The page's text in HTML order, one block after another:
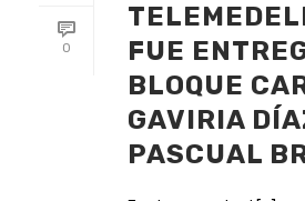
0
FUE
BLOQUE
GAVIRIA
PASCUAL